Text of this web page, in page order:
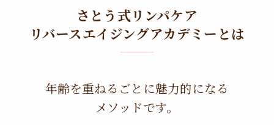
さとう式リンパケア
リバースエイジングアカデミーとは
年齢を重ねるごとに魅力的になる
メソッドです。